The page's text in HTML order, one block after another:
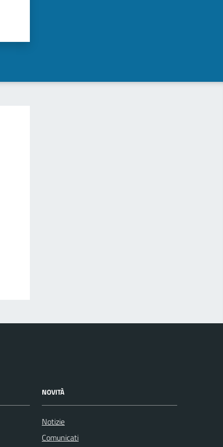
NOVITÀ
Notizie
Comunicati